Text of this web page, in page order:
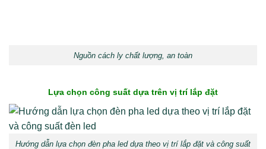
Nguồn cách ly chất lượng, an toàn
Lựa chọn công suất dựa trên vị trí lắp đặt
Hướng dẫn lựa chọn đèn pha led dựa theo vị trí lắp đặt và công suất